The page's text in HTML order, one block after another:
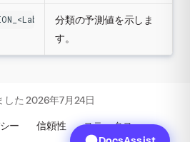
分類の予測値を示しま
す。
ー 信頼性 ステータス
した2026年7月24日